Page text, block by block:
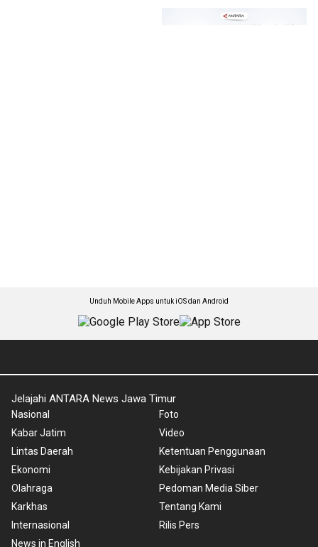
Unduh Mobile Apps untuk iOS dan Android
Jelajahi ANTARA News Jawa Timur
Nasional
Kabar Jatim
Lintas Daerah
Ekonomi
Olahraga
Karkhas
Internasional
News in English
Foto
Video
Ketentuan Penggunaan
Kebijakan Privasi
Pedoman Media Siber
Tentang Kami
Rilis Pers